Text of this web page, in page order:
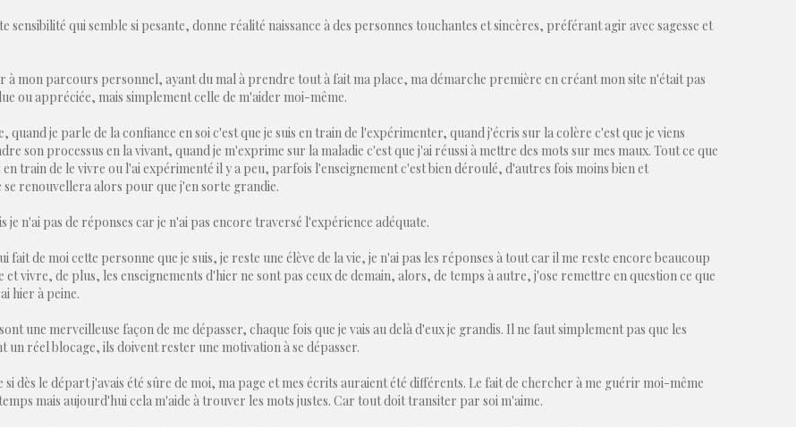
sensibilité qui semble si pesante, donne réalité naissance à des personnes touchantes et sincères, préférant agir avec sagesse et
à mon parcours personnel, ayant du mal à prendre tout à fait ma place, ma démarche première en créant mon site n'était pas
ou appréciée, mais simplement celle de m'aider moi-même.
quand je parle de la confiance en soi c'est que je suis en train de l'expérimenter, quand j'écris sur la colère c'est que je viens
son processus en la vivant, quand je m'exprime sur la maladie c'est que j'ai réussi à mettre des mots sur mes maux. Tout ce que
en train de le vivre ou l'ai expérimenté il y a peu, parfois l'enseignement c'est bien déroulé, d'autres fois moins bien et
se renouvellera alors pour que j'en sorte grandie.
je n'ai pas de réponses car je n'ai pas encore traversé l'expérience adéquate.
fait de moi cette personne que je suis, je reste une élève de la vie, je n'ai pas les réponses à tout car il me reste encore beaucoup
vivre, de plus, les enseignements d'hier ne sont pas ceux de demain, alors, de temps à autre, j'ose remettre en question ce que
hier à peine.
une merveilleuse façon de me dépasser, chaque fois que je vais au delà d'eux je grandis. Ilne faut simplement pas que les
un réel blocage, ils doivent rester une motivation à se dépasser.
si dès le départ j'avais été sûre de moi, ma page et mes écrits auraient été différents. Le fait de chercher à me guérir moi-même
mais aujourd'hui cela m'aide à trouver les mots justes. Car tout doit transiter par soi m'aime.